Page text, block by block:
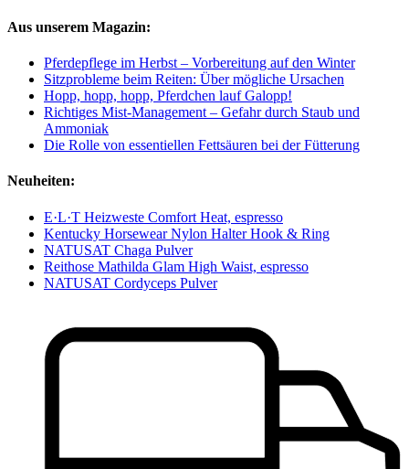
Aus unserem Magazin:
Pferdepflege im Herbst – Vorbereitung auf den Winter
Sitzprobleme beim Reiten: Über mögliche Ursachen
Hopp, hopp, hopp, Pferdchen lauf Galopp!
Richtiges Mist-Management – Gefahr durch Staub und
Ammoniak
Die Rolle von essentiellen Fettsäuren bei der Fütterung
Neuheiten:
E·L·T Heizweste Comfort Heat, espresso
Kentucky Horsewear Nylon Halter Hook & Ring
NATUSAT Chaga Pulver
Reithose Mathilda Glam High Waist, espresso
NATUSAT Cordyceps Pulver